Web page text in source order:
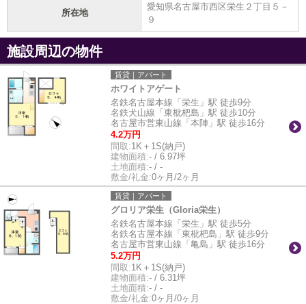
所在地
愛知県名古屋市西区栄生２丁目５－
９
施設周辺の物件
賃貸｜アパート
ホワイトアゲート
名鉄名古屋本線「栄生」駅 徒歩9分
名鉄犬山線「東枇杷島」駅 徒歩10分
名古屋市営東山線「本陣」駅 徒歩16分
4.2万円
間取:1K＋1S(納戸)
建物面積:- / 6.97坪
土地面積:- / -
敷金/礼金:0ヶ月/2ヶ月
賃貸｜アパート
グロリア栄生（Gloria栄生）
名鉄名古屋本線「栄生」駅 徒歩5分
名鉄名古屋本線「東枇杷島」駅 徒歩9分
名古屋市営東山線「亀島」駅 徒歩16分
5.2万円
間取:1K＋1S(納戸)
建物面積:- / 6.31坪
土地面積:- / -
敷金/礼金:0ヶ月/0ヶ月